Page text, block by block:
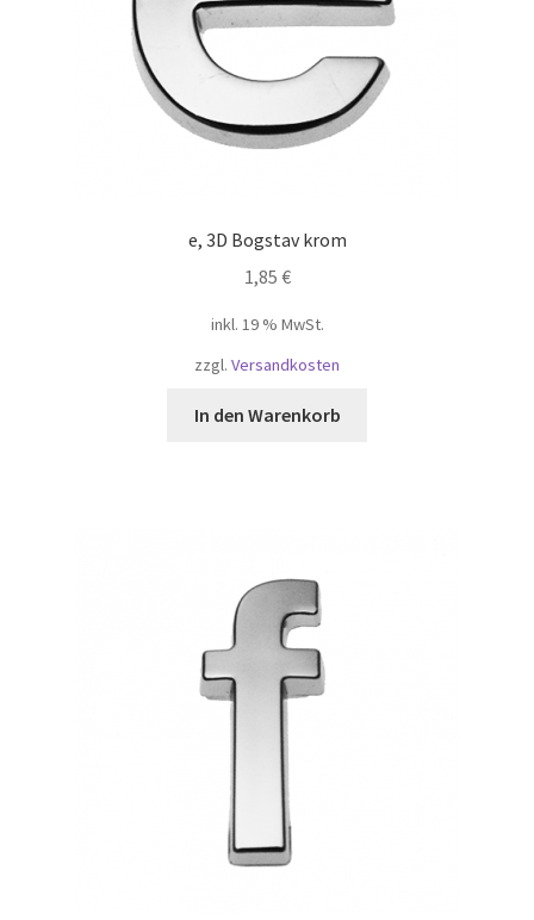
e, 3D Bogstav krom
1,85 €
inkl. 19 % MwSt.
zzgl. Versandkosten
In den Warenkorb